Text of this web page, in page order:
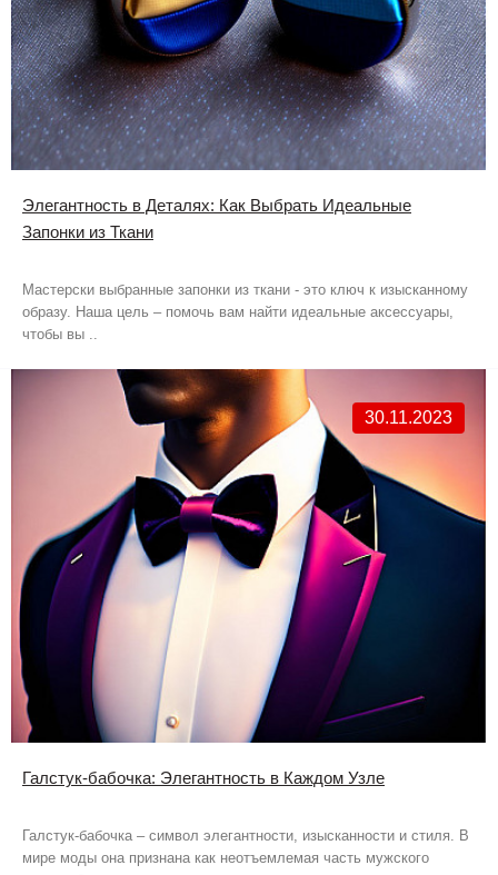
Элегантность в Деталях: Как Выбрать Идеальные
Запонки из Ткани
Мастерски выбранные запонки из ткани - это ключ к изысканному
образу. Наша цель – помочь вам найти идеальные аксессуары,
чтобы вы ..
30.11.2023
Галстук-бабочка: Элегантность в Каждом Узле
Галстук-бабочка – символ элегантности, изысканности и стиля. В
мире моды она признана как неотъемлемая часть мужского